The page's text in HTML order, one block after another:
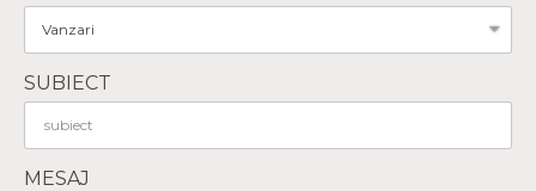
SUBIECT
MESAJ